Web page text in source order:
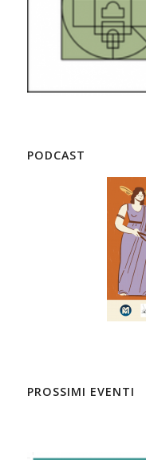
PODCAST
PROSSIMI EVENTI